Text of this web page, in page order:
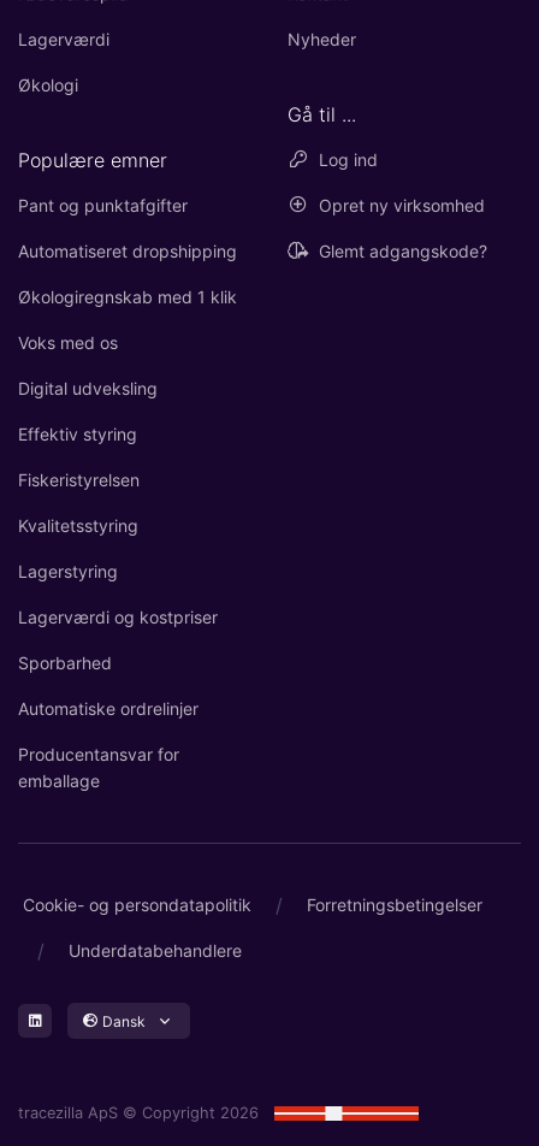
Lagerværdi
Økologi
Populære emner
Pant og punktafgifter
Automatiseret dropshipping
Økologiregnskab med 1 klik
Voks med os
Digital udveksling
Effektiv styring
Fiskeristyrelsen
Kvalitetsstyring
Lagerstyring
Lagerværdi og kostpriser
Sporbarhed
Automatiske ordrelinjer
Producentansvar for
emballage
Nyheder
Gå til ...
Log ind
Opret ny virksomhed
Glemt adgangskode?
Cookie- og persondatapolitik / Forretningsbetingelser
/ Underdatabehandlere
Dansk
tracezilla ApS © Copyright 2026